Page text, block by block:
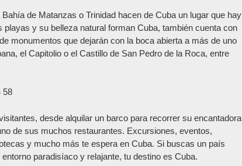
de Matanzas o Trinidad hacen de Cuba un lugar que hay
y su belleza natural forman Cuba, también cuenta con
monumentos que dejarán con la boca abierta a más de uno
el Capitolio o el Castillo de San Pedro de la Roca, entre
desde alquilar un barco para recorrer su encantadora
de sus muchos restaurantes. Excursiones, eventos,
y mucho más te espera en Cuba. Si buscas un país
paradisíaco y relajante, tu destino es Cuba.